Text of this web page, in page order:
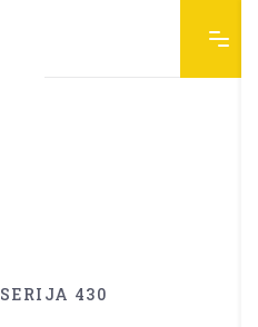
SERIJA 430